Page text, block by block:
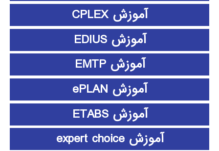
آموزش CPLEX
آموزش EDIUS
آموزش EMTP
آموزش ePLAN
آموزش ETABS
آموزش expert choice